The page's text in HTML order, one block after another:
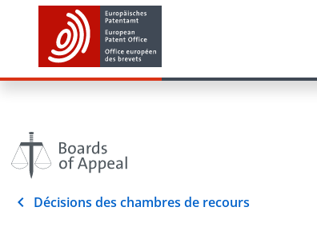
Décisions des chambres de recours